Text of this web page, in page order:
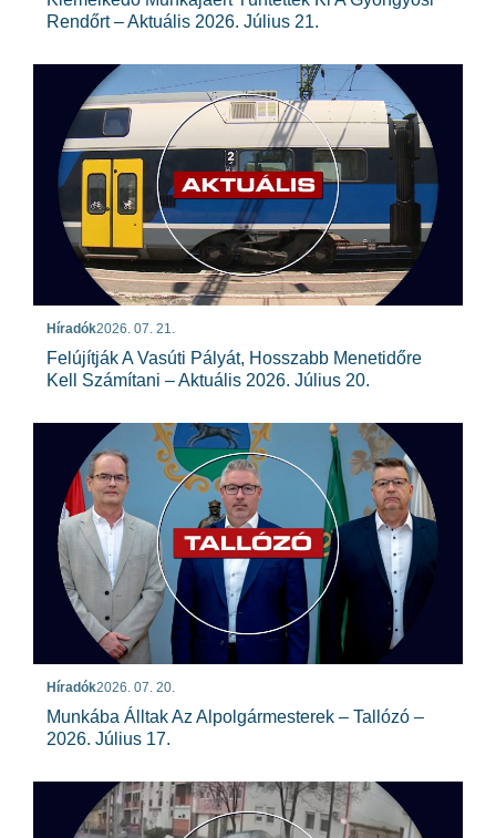
Rendőrt – Aktuális 2026. Július 21.
Híradók2026. 07. 21.
Felújítják A Vasúti Pályát, Hosszabb Menetidőre
Kell Számítani – Aktuális 2026. Július 20.
Híradók2026. 07. 20.
Munkába Álltak Az Alpolgármesterek – Tallózó –
2026. Július 17.